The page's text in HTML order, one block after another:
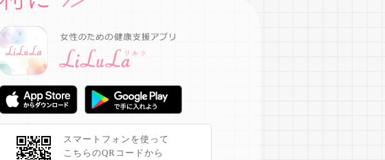
スマートフォンを使って
こちらのQRコードから